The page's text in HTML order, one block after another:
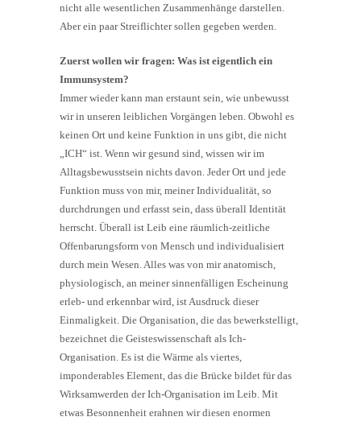
nicht alle wesentlichen Zusammenhänge darstellen.
Aber ein paar Streiflichter sollen gegeben werden.
Zuerst wollen wir fragen: Was ist eigentlich ein
Immunsystem?
Immer wieder kann man erstaunt sein, wie unbewusst
wir in unseren leiblichen Vorgängen leben. Obwohl es
keinen Ort und keine Funktion in uns gibt, die nicht
„ICH“ ist. Wenn wir gesund sind, wissen wir im
Alltagsbewusstsein nichts davon. Jeder Ort und jede
Funktion muss von mir, meiner Individualität, so
durchdrungen und erfasst sein, dass überall Identität
herrscht. Überall ist Leib eine räumlich-zeitliche
Offenbarungsform von Mensch und individualisiert
durch mein Wesen. Alles was von mir anatomisch,
physiologisch, an meiner sinnenfälligen Escheinung
erleb- und erkennbar wird, ist Ausdruck dieser
Einmaligkeit. Die Organisation, die das bewerkstelligt,
bezeichnet die Geisteswissenschaft als Ich-
Organisation. Es ist die Wärme als viertes,
imponderables Element, das die Brücke bildet für das
Wirksamwerden der Ich-Organisation im Leib. Mit
etwas Besonnenheit erahnen wir diesen enormen